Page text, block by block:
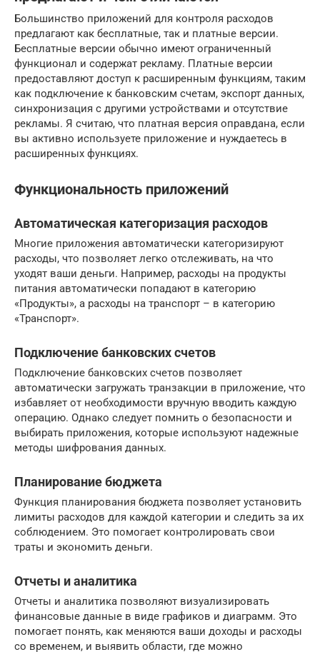
Большинство приложений для контроля расходов
предлагают как бесплатные, так и платные версии.
Бесплатные версии обычно имеют ограниченный
функционал и содержат рекламу. Платные версии
предоставляют доступ к расширенным функциям, таким
как подключение к банковским счетам, экспорт данных,
синхронизация с другими устройствами и отсутствие
рекламы. Я считаю, что платная версия оправдана, если
вы активно используете приложение и нуждаетесь в
расширенных функциях.
Функциональность приложений
Автоматическая категоризация расходов
Многие приложения автоматически категоризируют
расходы, что позволяет легко отслеживать, на что
уходят ваши деньги. Например, расходы на продукты
питания автоматически попадают в категорию
«Продукты», а расходы на транспорт – в категорию
«Транспорт».
Подключение банковских счетов
Подключение банковских счетов позволяет
автоматически загружать транзакции в приложение, что
избавляет от необходимости вручную вводить каждую
операцию. Однако следует помнить о безопасности и
выбирать приложения, которые используют надежные
методы шифрования данных.
Планирование бюджета
Функция планирования бюджета позволяет установить
лимиты расходов для каждой категории и следить за их
соблюдением. Это помогает контролировать свои
траты и экономить деньги.
Отчеты и аналитика
Отчеты и аналитика позволяют визуализировать
финансовые данные в виде графиков и диаграмм. Это
помогает понять, как меняются ваши доходы и расходы
со временем, и выявить области, где можно